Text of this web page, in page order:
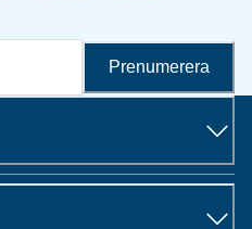
Prenumerera